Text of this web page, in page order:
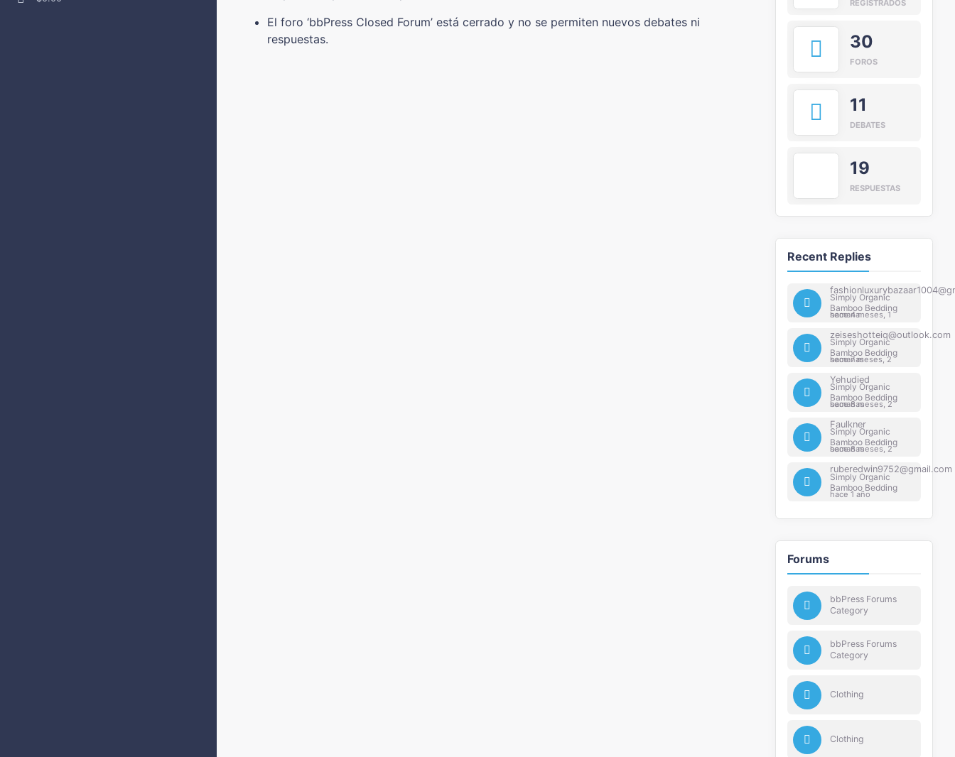
El foro ‘bbPress Closed Forum’ está cerrado y no se permiten nuevos debates ni
respuestas.
REGISTRADOS
30
FOROS
11
DEBATES
19
RESPUESTAS
Recent Replies
Simply Organic
Bamboo Bedding
hace 4 meses, 1 semana
zeiseshotteiq@outlook.com
Simply Organic
Bamboo Bedding
hace 7 meses, 2 semanas
Yehudied
Simply Organic
Bamboo Bedding
hace 8 meses, 2 semanas
Faulkner
Simply Organic
Bamboo Bedding
hace 8 meses, 2 semanas
ruberedwin9752@gmail.com
Simply Organic
Bamboo Bedding
hace 1 año
Forums
bbPress Forums
Category
bbPress Forums
Category
Clothing
Clothing